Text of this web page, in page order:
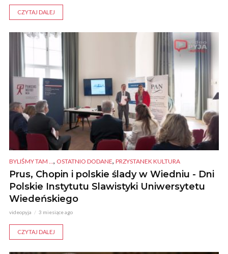
CZYTAJ DALEJ
BYLIŚMY TAM ..., OSTATNIO DODANE, PRZYSTANEK KULTURA
Prus, Chopin i polskie ślady w Wiedniu - Dni
Polskie Instytutu Slawistyki Uniwersytetu
Wiedeńskiego
videopyja 3 miesiące ago
CZYTAJ DALEJ